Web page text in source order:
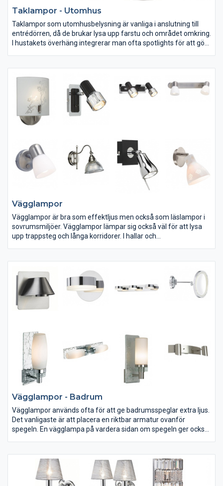
Taklampor - Utomhus
Taklampor som utomhusbelysning är vanliga i anslutning till
entrédörren, då de brukar lysa upp farstu och området omkring.
I hustakets överhäng integrerar man ofta spotlights för att göra
Vägglampor
Vägglampor är bra som effektljus men också som läslampor i
sovrumsmiljöer. Vägglampor lämpar sig också väl för att lysa
upp trappsteg och långa korridorer. I hallar och
Vägglampor - Badrum
Vägglampor används ofta för att ge badrumsspeglar extra ljus.
Det vanligaste är att placera en riktbar armatur ovanför
spegeln. En vägglampa på vardera sidan om spegeln ger också
dimmerfunktion.